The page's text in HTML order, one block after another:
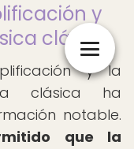
y
clásica
y la
clásica ha
notable.
que la